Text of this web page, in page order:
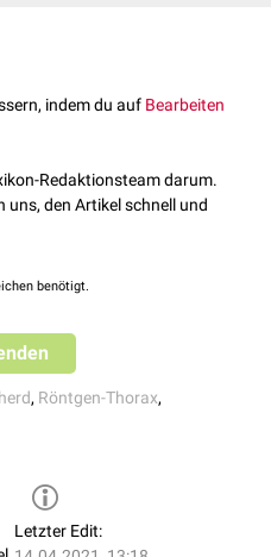
wird im
sind
fokale
extrapulmonalen
Lipom oder Osteomyelitis
indem du auf Bearbeiten
Redaktionsteam darum.
uns, den Artikel schnell und
benötigt.
, Röntgen-Thorax,
Letzter Edit: